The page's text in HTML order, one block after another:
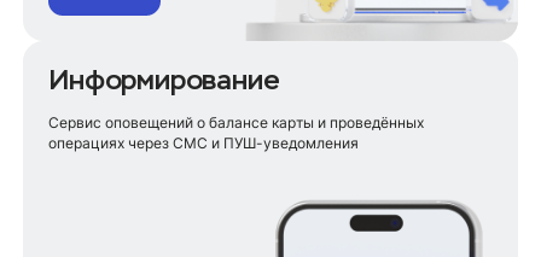
Информирование
Сервис оповещений о балансе карты и проведённых
операциях через СМС и ПУШ-уведомления